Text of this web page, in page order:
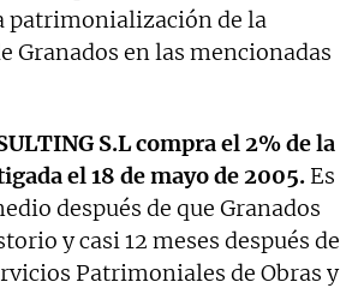
patrimonialización de la
Granados en las mencionadas
S.L compra el 2% de la
el 18 de mayo de 2005. Es
después de que Granados
y casi 12 meses después de
Patrimoniales de Obras y